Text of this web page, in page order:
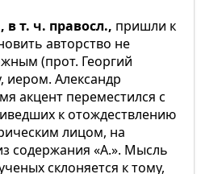
в т. ч. правосл., пришли к
авторство не
(прот. Георгий
иером. Александр
акцент переместился с
к отождествлению
лицом, на
содержания «А.». Мысль
склоняется к тому,